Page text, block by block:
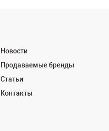
Новости
Продаваемые бренды
Статьи
Контакты